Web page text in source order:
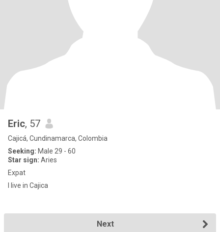
Eric, 57
Cajicá, Cundinamarca, Colombia
Seeking: Male 29 - 60
Star sign: Aries
Expat
I live in Cajica
Next